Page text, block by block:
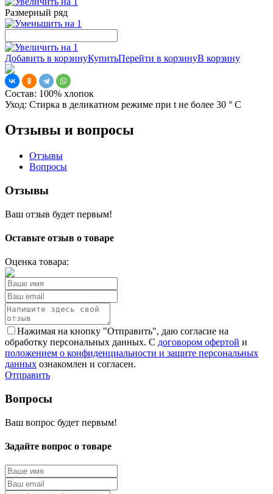
Размерный ряд
Добавить в корзинуКупитьПерейти в корзинуВ корзину
Состав: 100% хлопок
Уход: Стирка в деликатном режиме при t не более 30 ° С
Отзывы и вопросы
Отзывы
Вопросы
Отзывы
Ваш отзыв будет первым!
Оставьте отзыв о товаре
Оценка товара:
Нажимая на кнопку "Отправить", даю согласие на
обработку персональных данных. С договором офертой и
положением о конфиденциальности и защите персональных
данных ознакомлен и согласен.
Отправить
Вопросы
Ваш вопрос будет первым!
Задайте вопрос о товаре